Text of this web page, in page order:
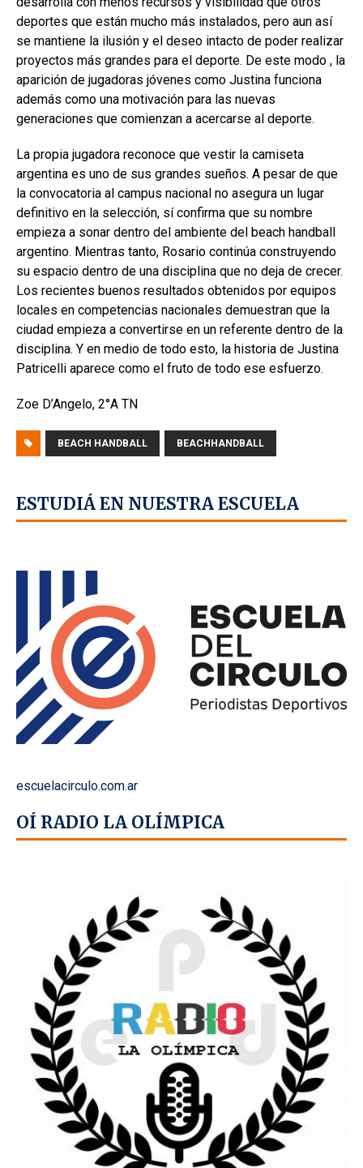
deportes que están mucho más instalados, pero aun así
se mantiene la ilusión y el deseo intacto de poder realizar
proyectos más grandes para el deporte. De este modo , la
aparición de jugadoras jóvenes como Justina funciona
además como una motivación para las nuevas
generaciones que comienzan a acercarse al deporte.
La propia jugadora reconoce que vestir la camiseta
argentina es uno de sus grandes sueños. A pesar de que
la convocatoria al campus nacional no asegura un lugar
definitivo en la selección, sí confirma que su nombre
empieza a sonar dentro del ambiente del beach handball
argentino. Mientras tanto, Rosario continúa construyendo
su espacio dentro de una disciplina que no deja de crecer.
Los recientes buenos resultados obtenidos por equipos
locales en competencias nacionales demuestran que la
ciudad empieza a convertirse en un referente dentro de la
disciplina. Y en medio de todo esto, la historia de Justina
Patricelli aparece como el fruto de todo ese esfuerzo.
Zoe D’Angelo, 2°A TN
BEACH HANDBALL BEACHHANDBALL
ESTUDIÁ EN NUESTRA ESCUELA
escuelacirculo.com.ar
OÍ RADIO LA OLÍMPICA